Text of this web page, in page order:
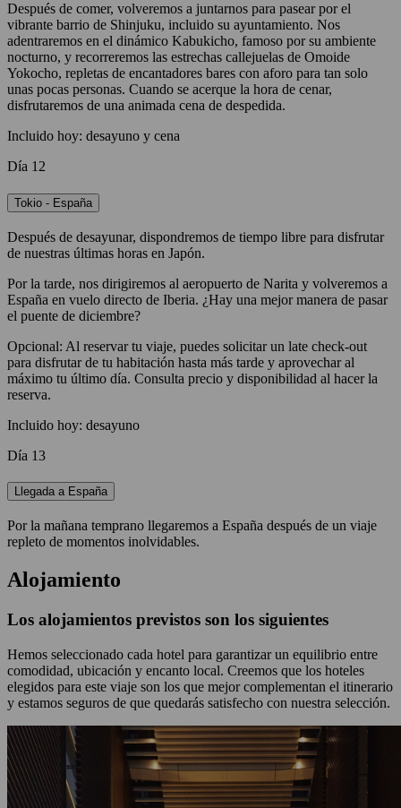
Después de comer, volveremos a juntarnos para pasear por el
vibrante barrio de Shinjuku, incluido su ayuntamiento. Nos
adentraremos en el dinámico Kabukicho, famoso por su ambiente
nocturno, y recorreremos las estrechas callejuelas de Omoide
Yokocho, repletas de encantadores bares con aforo para tan solo
unas pocas personas. Cuando se acerque la hora de cenar,
disfrutaremos de una animada cena de despedida.
Incluido hoy: desayuno y cena
Día 12
Tokio - España
Después de desayunar, dispondremos de tiempo libre para disfrutar
de nuestras últimas horas en Japón.
Por la tarde, nos dirigiremos al aeropuerto de Narita y volveremos a
España en vuelo directo de Iberia. ¿Hay una mejor manera de pasar
el puente de diciembre?
Opcional: Al reservar tu viaje, puedes solicitar un late check-out
para disfrutar de tu habitación hasta más tarde y aprovechar al
máximo tu último día. Consulta precio y disponibilidad al hacer la
reserva.
Incluido hoy: desayuno
Día 13
Llegada a España
Por la mañana temprano llegaremos a España después de un viaje
repleto de momentos inolvidables.
Alojamiento
Los alojamientos previstos son los siguientes
Hemos seleccionado cada hotel para garantizar un equilibrio entre
comodidad, ubicación y encanto local. Creemos que los hoteles
elegidos para este viaje son los que mejor complementan el itinerario
y estamos seguros de que quedarás satisfecho con nuestra selección.